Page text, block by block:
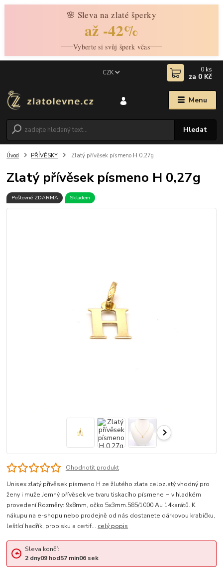
🌸 Sleva na zlaté šperky
až -42%
Vyberte si svůj šperk včas
Menu
CZK
Hledat
0 ks
za 0 Kč
Úvod PŘÍVĚSKY Zlatý přívěsek písmeno H 0,27g
Zlatý přívěsek písmeno H 0,27g
Poštovné ZDARMA Skladem
Ohodnotit produkt
Unisex zlatý přívěsek písmeno H ze žlutého zlata celozlatý vhodný pro
ženy i muže.Jemný přívěsek ve tvaru tiskacího písmene H v hladkém
provedení.Rozměry: 9x8mm, očko 5x3mm.585/1000 Au 14karátů. K
nákupu na e-shopu nebo prodejně od nás dostanete dárkovou krabičku,
leštící hadřík, propisku a certif... celý popis
Sleva končí:
2 dny09hod57min05sek